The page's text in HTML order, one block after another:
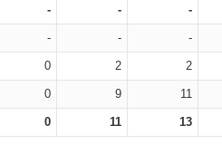
- - -
- - -
0 2 2
0 9 11
0 11 13